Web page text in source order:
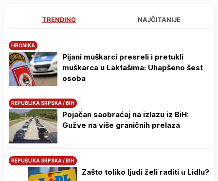
TRENDING NAJČITANIJE
HRONIKA
Pijani muškarci presreli i pretukli
muškarca u Laktašima: Uhapšeno šest
osoba
REPUBLIKA SRPSKA / BIH
Pojačan saobraćaj na izlazu iz BiH:
Gužve na više graničnih prelaza
REPUBLIKA SRPSKA / BIH
Zašto toliko ljudi želi raditi u Lidlu?